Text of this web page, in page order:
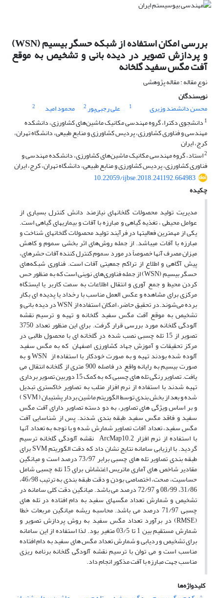
بررسی امکان استفاده از شبکه حسگر بیسیم (WSN)
و پردازش تصویر در دیده بانی و تشخیص به موقع
آفت مگس سفید گلخانه
نوع مقاله : مقاله پژوهشی
نویسندگان
محسن دانشمند وزیری
1 علی رجبی‌پور2 محمود امید
2
1 دانشجوی دکترا، گروه مهندسی مکانیک ماشین‌های کشاورزی، دانشکده
مهندسی و فناوری کشاورزی، پردیس کشاورزی و منابع طبیعی، دانشگاه تهران،
کرج، ایران
2استاد، گروه مهندسی مکانیک ماشین‌های کشاورزی، دانشکده مهندسی و
فناوری کشاورزی، پردیس کشاورزی و منابع طبیعی، دانشگاه تهران، کرج، ایران
10.22059/ijbse.2018.241192.664983
چکیده
مدیریت تولید محصولات گلخانه­ای نیازمند دانش کنترل بسیاری از
عوامل محیطی ، تغذیه گیاهی و مبارزه با آفات و بیماری­های گیاهی است.
یکی از مهمترین فعالیت­ها در فرآیند تولید محصولات گلخانه­ای شناخت و
مبارزه با آفات می­باشد. از جمله روش‌های اثر بخشی سموم و کاهش
میزان مصرف آنها خصوصاً در مورد سموم کنترل کننده آفات حشره­ای،
پیش آگاهی و اطلاع از تراکم جمعیتی آفات است. فناوری شبکه‌های
حسگر بیسیم (WSN) از جمله فناوری‌های نوینی است که به منظور حس
کردن محیط و جمع آوری و انتقال اطلاعات به سمت کاربر یا ایستگاه
مرکزی برای مشاهده و عکس العمل مناسب با رخداد یا پدیده ای بکار
برده می‌شوند.در تحقیق حاضر، امکان استفاده از WSN در دیده بانی و
تشخیص به موقع آفت مگس سفید گلخانه و تهیه و ترسیم نقشه
آلودگی گلخانه مورد بررسی قرار گرفت. برای این منظور تعداد 3750
تصویر از 15 تله چسبی نصب شده در گلخانه­ ای با محصول طالبی در
مرکز تحقیقات و آموزش جهاد کشاورزی اصفهان که به مگس سفید
آلوده شده بودند تهیه و به صورت خودکار با استفاده از WSN و به
صورت بیسیم به رایانه واقع در فاصله 900 متری از گلخانه انتقال می
یافت. تصاویر رنگی تله های چسبی که به کمک 15 دوربین تصویر برداری
تهیه شدند با استفاده از نرم افزار متلب به تصاویر خاکستری تبدیل
شده و بعد از بخش بندی توسط الگوریتم ماشین بردار پشتیبان ( SVM )
و بر اساس ویژگی های تصاویر، به دو دسته تصاویر دارای آفت مگس
سفید و فاقد مگس سفید طبقه بندی شدند. پس از شناسایی آفت
مگس سفید، تعداد آفات تصاویر شمارش شده و با توجه به تعداد آنها
با استفاده از نرم افزار ArcMap10.2 نقشه آلودگی گلخانه ترسیم
گردید. با ارزیابی سامانه نتایج نشان داد که دقت الگوریتم SVM برای
طبقه بندی تصاویر تله های چسبی برابر 73/97 درصد است و میانگین
مقادیر شاخص های آماری ماتریس اغتشاش برای 15 تله چسبی شامل
حساسیت، صحت، اختصاصی بودن و دقت طبقه بندی به ترتیب 46/98،
31/86، 08/99 و 72/97 درصد می باشد. میانگین دقت کلی سامانه در
تشخیص و شمارش تعداد مگسهای سفید به دام افتاده در تله های
چسبی 71/97 درصد می باشد. محاسبه ریشه میانگین مربعات خطا
(RMSE) در برآورد تعداد مگس سفید به روش پردازش تصویر و
شمارش مستقیم بین 1 تا 03/5 متغیر بود. لذا استفاده از این سامانه
برای تشخیص و ردیابی و شمارش تعداد مگس های سفید به دام افتاده
مناسب است و می توان با ترسیم نقشه آلودگی گلخانه برنامه ریزی
مناسب جهت مبارزه با آفت مذکور انجام داد.
کلیدواژه‌ها